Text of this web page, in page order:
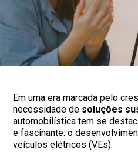
Em uma era marcada pelo
necessidade de soluções
automobilística tem se
e fascinante: o
veículos elétricos (VEs).